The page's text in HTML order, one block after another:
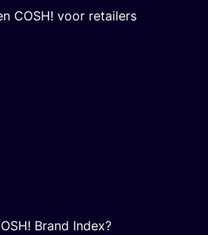
COSH! voor retailers
Brand Index?